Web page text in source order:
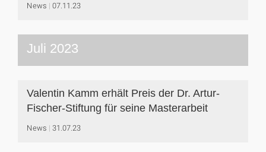
News 07.11.23
Juli 2023
Valentin Kamm erhält Preis der Dr. Artur-
Fischer-Stiftung für seine Masterarbeit
News 31.07.23